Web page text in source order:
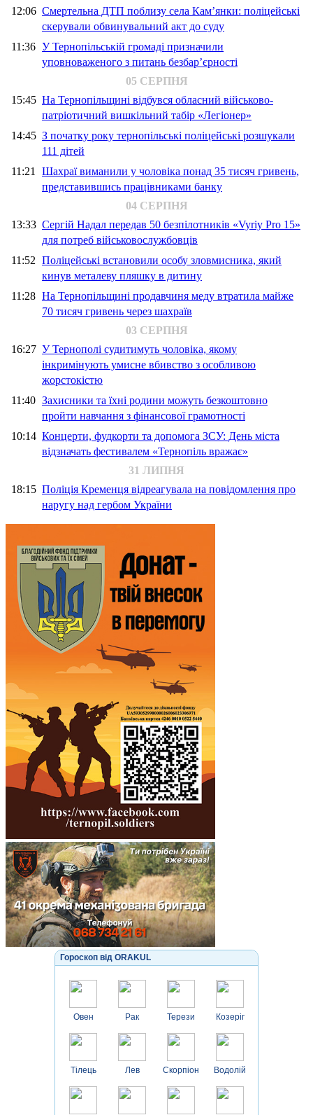
12:06 Смертельна ДТП поблизу села Кам’янки: поліцейські
скерували обвинувальний акт до суду
11:36 У Тернопільській громаді призначили
уповноваженого з питань безбар’єрності
05 СЕРПНЯ
15:45 На Тернопільщині відбувся обласний військово-
патріотичний вишкільний табір «Легіонер»
14:45 З початку року тернопільські поліцейські розшукали
111 дітей
11:21 Шахраї виманили у чоловіка понад 35 тисяч гривень,
представившись працівниками банку
04 СЕРПНЯ
13:33 Сергій Надал передав 50 безпілотників «Vyriy Pro 15»
для потреб військовослужбовців
11:52 Поліцейські встановили особу зловмисника, який
кинув металеву пляшку в дитину
11:28 На Тернопільщині продавчиня меду втратила майже
70 тисяч гривень через шахраїв
03 СЕРПНЯ
16:27 У Тернополі судитимуть чоловіка, якому
інкримінують умисне вбивство з особливою
жорстокістю
11:40 Захисники та їхні родини можуть безкоштовно
пройти навчання з фінансової грамотності
10:14 Концерти, фудкорти та допомога ЗСУ: День міста
відзначать фестивалем «Тернопіль вражає»
31 ЛИПНЯ
18:15 Поліція Кременця відреагувала на повідомлення про
наругу над гербом України
Гороскоп від ORAKUL
Овен
Тілець
Рак
Лев
Терези
Скорпіон
Козеріг
Водолій